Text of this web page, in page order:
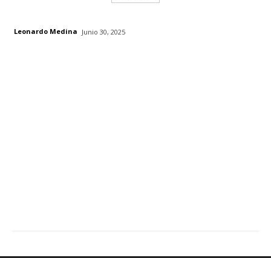
Leonardo Medina Junio 30, 2025